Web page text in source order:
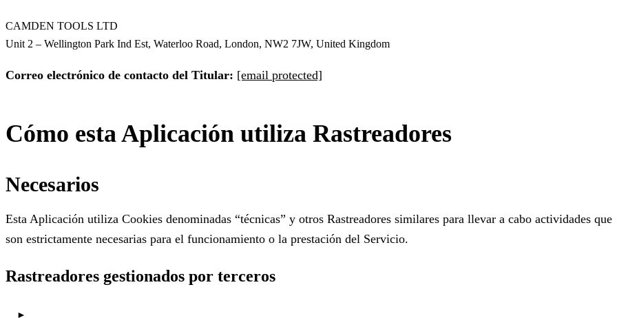
CAMDEN TOOLS LTD
Unit 2 – Wellington Park Ind Est, Waterloo Road, London, NW2 7JW, United Kingdom
Correo electrónico de contacto del Titular: [email protected]
Cómo esta Aplicación utiliza Rastreadores
Necesarios
Esta Aplicación utiliza Cookies denominadas “técnicas” y otros Rastreadores similares para llevar a cabo actividades que
son estrictamente necesarias para el funcionamiento o la prestación del Servicio.
Rastreadores gestionados por terceros